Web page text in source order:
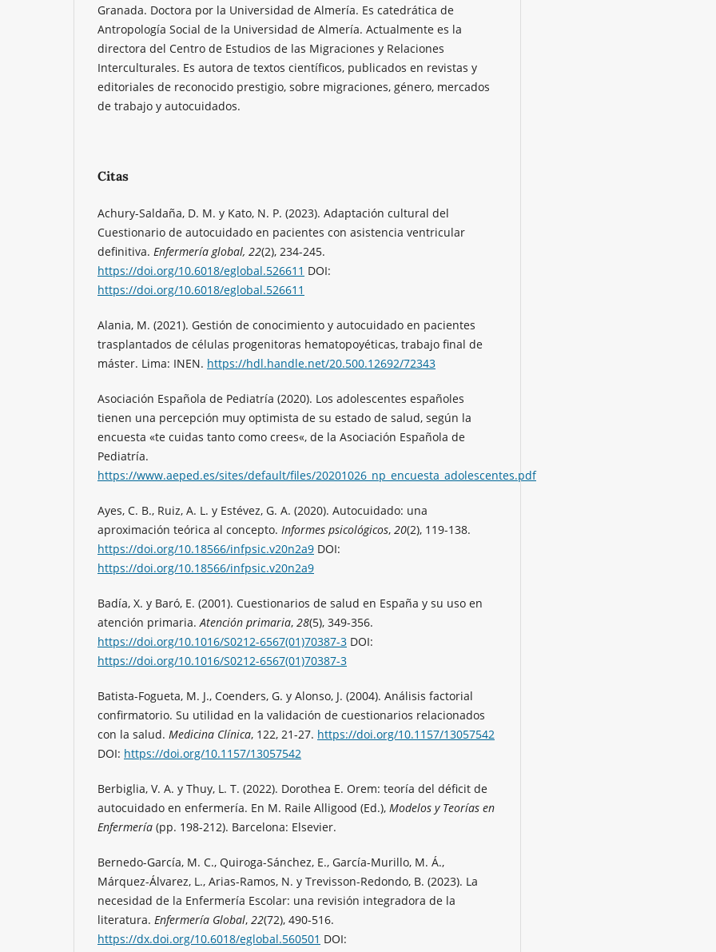
Granada. Doctora por la Universidad de Almería. Es catedrática de
Antropología Social de la Universidad de Almería. Actualmente es la
directora del Centro de Estudios de las Migraciones y Relaciones
Interculturales. Es autora de textos científicos, publicados en revistas y
editoriales de reconocido prestigio, sobre migraciones, género, mercados
de trabajo y autocuidados.
Citas
Achury-Saldaña, D. M. y Kato, N. P. (2023). Adaptación cultural del
Cuestionario de autocuidado en pacientes con asistencia ventricular
definitiva. Enfermería global, 22(2), 234-245.
https://doi.org/10.6018/eglobal.526611 DOI:
https://doi.org/10.6018/eglobal.526611
Alania, M. (2021). Gestión de conocimiento y autocuidado en pacientes
trasplantados de células progenitoras hematopoyéticas, trabajo final de
máster. Lima: INEN. https://hdl.handle.net/20.500.12692/72343
Asociación Española de Pediatría (2020). Los adolescentes españoles
tienen una percepción muy optimista de su estado de salud, según la
encuesta «te cuidas tanto como crees«, de la Asociación Española de
Pediatría.
https://www.aeped.es/sites/default/files/20201026_np_encuesta_adolescentes.pdf
Ayes, C. B., Ruiz, A. L. y Estévez, G. A. (2020). Autocuidado: una
aproximación teórica al concepto. Informes psicológicos, 20(2), 119-138.
https://doi.org/10.18566/infpsic.v20n2a9 DOI:
https://doi.org/10.18566/infpsic.v20n2a9
Badía, X. y Baró, E. (2001). Cuestionarios de salud en España y su uso en
atención primaria. Atención primaria, 28(5), 349-356.
https://doi.org/10.1016/S0212-6567(01)70387-3 DOI:
https://doi.org/10.1016/S0212-6567(01)70387-3
Batista-Fogueta, M. J., Coenders, G. y Alonso, J. (2004). Análisis factorial
confirmatorio. Su utilidad en la validación de cuestionarios relacionados
con la salud. Medicina Clínica, 122, 21-27. https://doi.org/10.1157/13057542
DOI: https://doi.org/10.1157/13057542
Berbiglia, V. A. y Thuy, L. T. (2022). Dorothea E. Orem: teoría del déficit de
autocuidado en enfermería. En M. Raile Alligood (Ed.), Modelos y Teorías en
Enfermería (pp. 198-212). Barcelona: Elsevier.
Bernedo-García, M. C., Quiroga-Sánchez, E., García-Murillo, M. Á.,
Márquez-Álvarez, L., Arias-Ramos, N. y Trevisson-Redondo, B. (2023). La
necesidad de la Enfermería Escolar: una revisión integradora de la
literatura. Enfermería Global, 22(72), 490-516.
https://dx.doi.org/10.6018/eglobal.560501 DOI: